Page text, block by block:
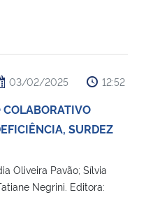
Humanos
03/02/2025 12:52
COLABORATIVO
SURDEZ
Oliveira Pavão; Sílvia
Negrini. Editora: